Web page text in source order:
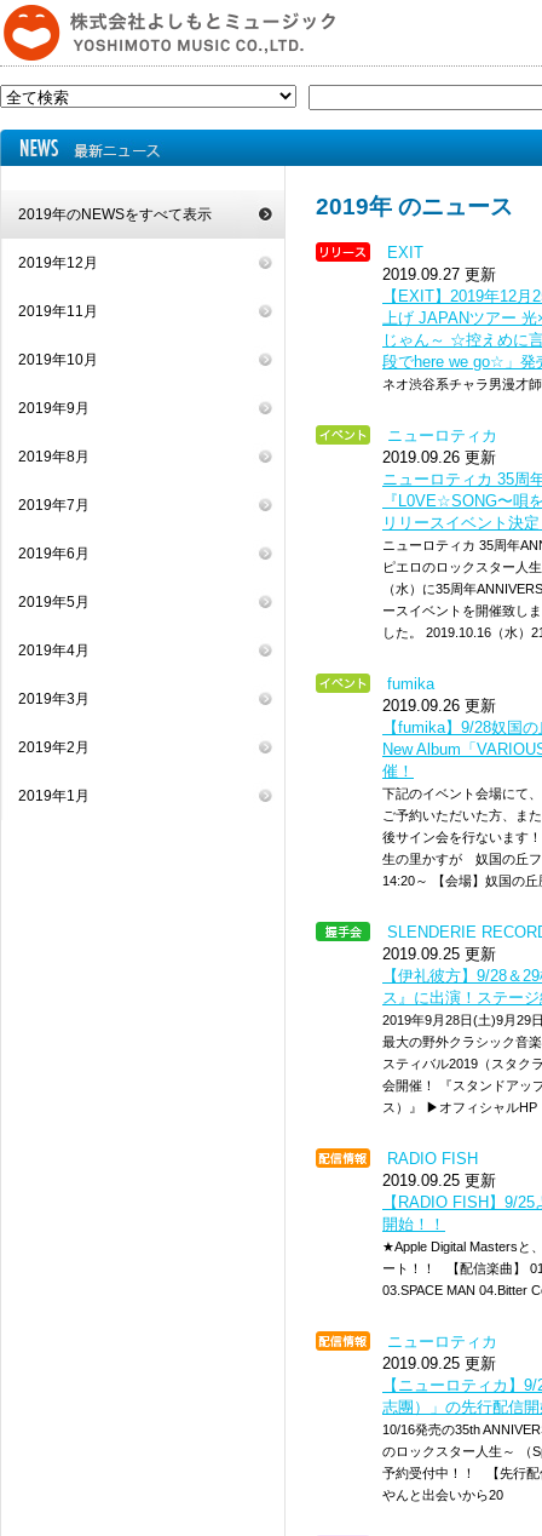
2019年のNEWSをすべて表示
2019年12月
2019年11月
2019年10月
2019年9月
2019年8月
2019年7月
2019年6月
2019年5月
2019年4月
2019年3月
2019年2月
2019年1月
2019年 のニュース
EXIT
2019.09.27 更新
【EXIT】2019年12
上げ JAPANツアー
じゃん～ ☆控えめに
段でhere we go☆」発
ネオ渋谷系チャラ男漫才
ニューロティカ
2019.09.26 更新
ニューロティカ 35周
『L0VE☆SONG〜唄
リリースイベント決
ニューロティカ 35周年
ピエロのロックスター人
（水）に35周年
ースイベントを開催致し
した。 2019.10.16（水）
fumika
2019.09.26 更新
【fumika】9/28奴国
New Album「
催！
下記のイベント会場にて
ご予約いただいた方、ま
後サイン会を行ないます
生の里かすが 奴国の丘
14:20～ 【会場】奴国の
SLENDERIE
2019.09.25 更新
【伊礼彼方】9/28＆
ス』に出演！ステー
2019年9月28日(土)9月29
最大の野外クラシック音
スティバル2019（スタク
会開催！ 『スタンドアッ
ス）』 ▶オフィシャル
RADIO FISH
2019.09.25 更新
【RADIO FISH】9/
開始！！
★Apple Digital Mastersと
ート！！ 【配信楽曲】
03.SPACE MAN 04.Bitter
ニューロティカ
2019.09.25 更新
【ニューロティカ】
志團）」の先行配信
10/16発売の35th
のロックスター人生～ （
予約受付中！！ 【先行
やんと出会いから20